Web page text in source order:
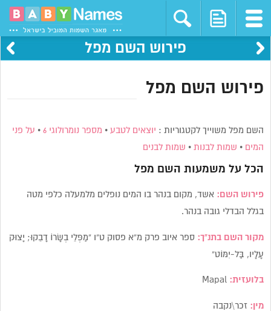
פירוש השם מפל
פירוש השם מפל
השם מפל משוייך לקטגוריות : יוצאים לטבע • מספר נומרולוגי 6 • על פני
המים • שמות לבנות • שמות לבנים
הכל על משמעות השם מפל
פירוש השם: אשד, מקום בנהר בו המים נופלים מלמעלה כלפי מטה
בגלל הבדלי גובה בנהר.
מקור השם בתנ”ך: ספר איוב פרק מ”א פסוק ט”ו “מַפְּלֵי בְשָׂרוֹ דָבֵקוּ; יָצוּק
עָלָיו, בַּל-יִמּוֹט”
בלועזית:
מין: זכר\נקבה